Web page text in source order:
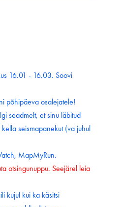
16.01 - 16.03. Soovi
põhipäeva osalejatele!
seadmelt, et sinu läbitud
seismapanekut (va juhul
MapMyRun.
otsingunuppu. Seejärel leia
kujul kui ka käsitsi